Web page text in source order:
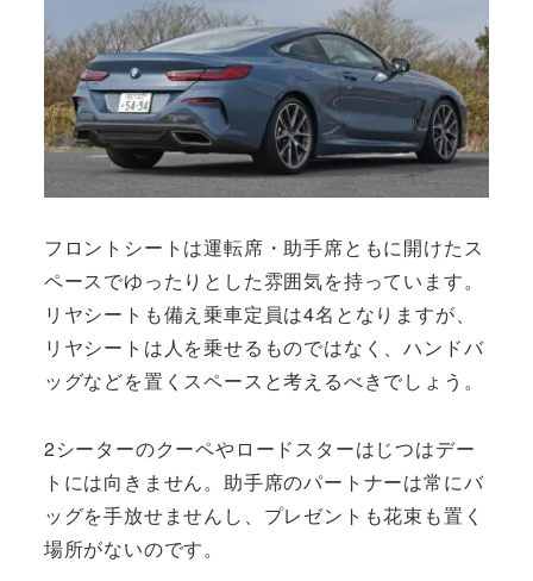
フロントシートは運転席・助手席ともに開けたス
ペースでゆったりとした雰囲気を持っています。
リヤシートも備え乗車定員は4名となりますが、
リヤシートは人を乗せるものではなく、ハンドバ
ッグなどを置くスペースと考えるべきでしょう。
2シーターのクーペやロードスターはじつはデー
トには向きません。助手席のパートナーは常にバ
ッグを手放せませんし、プレゼントも花束も置く
場所がないのです。